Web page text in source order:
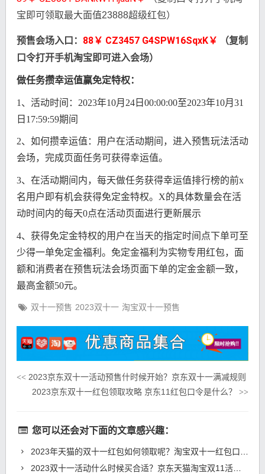
宝即可领取最大面值23888超级红包）
预售会场入口： 88￥ CZ3457 G4SPW16SqxK￥
（复制
口令打开手机淘宝即可进入会场）
做任务攒幸运值赢免定特权：
1、活动时间：2023年10月24日00:00:00至2023年10月31
日17:59:59期间
2、如何攒幸运值：用户在活动期间，进入预售玩法活动
会场，完成页面任务可获得幸运值。
3、在活动期间内，每天做任务获得幸运值排行榜的前x
名用户即有机会获得免定金特权。X的具体数量会在活
动时间内的每天0点在活动页面进行更新展示
4、获得免定金特权的用户在当天的指定时间点下单可至
少得一单免定金福利。免定金福利为实物专用红包，面
额和消费者在预售玩法会场页面下单的定金金额一致，
最高金额50元。
双十一预售 2023双十一 淘宝双十一预售
<<2023京东双十一活动预售什时候开始？京东双十一满减规则
2023京东双十一红包领取攻略 京东11红包口令是什么？>>
您可以还会对下面的文章感兴趣：
2023年天猫的双十一红包如何领取呢？淘宝双十一红包口令是什么？
2023双十一活动什么时候买合适？京东天猫淘宝双11活动攻略